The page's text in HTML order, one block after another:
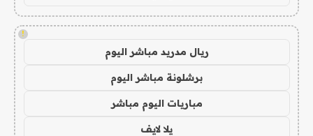
!
ريال مدريد مباشر اليوم
برشلونة مباشر اليوم
مباريات اليوم مباشر
يلا لايف